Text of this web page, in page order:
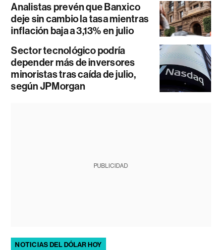
Analistas prevén que Banxico
deje sin cambio la tasa mientras
inflación baja a 3,13% en julio
Sector tecnológico podría
depender más de inversores
minoristas tras caída de julio,
según JPMorgan
PUBLICIDAD
NOTICIAS DEL DÓLAR HOY